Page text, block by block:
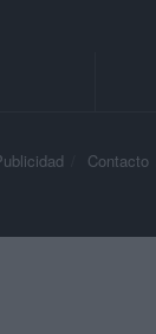
Contacto